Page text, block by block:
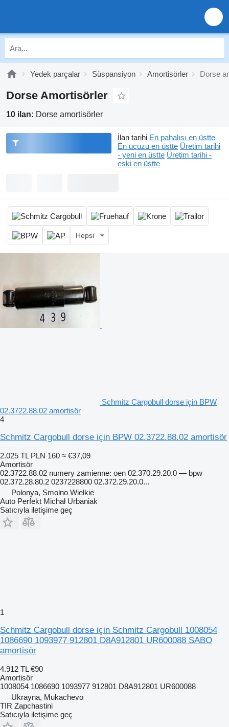
Yedek parçalar Süspansiyon Amortisörler Dorse
Dorse Amortisörler
10 ilan: Dorse amortisörler
İlan tarihi En pahalısı en üstte
En ucuzu en üstte Üretim tarihi
- yeni en üstte Üretim tarihi -
eski en üstte
Hepsi
Schmitz Cargobull dorse için BPW
02.3722.88.02 amortisör
4
Schmitz Cargobull dorse için BPW 02.3722.88.02 amortisör
2.025 TL PLN 160 ≈ €37,09
Amortisör
02.3722.88.02 numery zamienne: oen 02.370.29.20.0 — bpw
02.372.28.80.2 0237228800 02.372.29.20.0...
Polonya, Smolno Wielkie
Auto Perfekt Michał Urbaniak
Satıcıyla iletişime geç
1
Schmitz Cargobull dorse için Schmitz Cargobull 1008054
1086690 1093977 912801 D8A912801 UR600088 SABO
amortisör
4.912 TL €90
Amortisör
1008054 1086690 1093977 912801 D8A912801 UR600088
Ukrayna, Mukachevo
TIR Zapchastini
Satıcıyla iletişime geç